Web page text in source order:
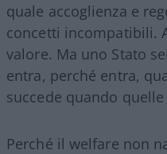
quale accoglienza e
concetti incompatibili.
valore. Ma uno Stato
entra, perché entra,
succede quando
Perché il welfare non